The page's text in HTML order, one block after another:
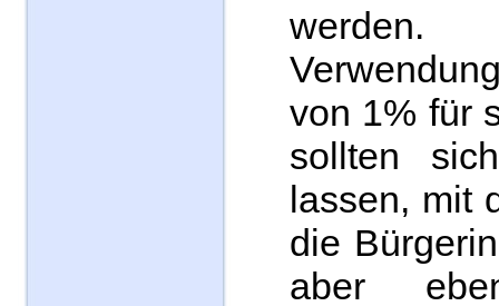
von 1% für
sollten
lassen, mit
die
aber